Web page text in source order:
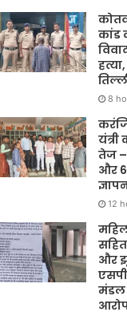
कांड
8
तेज
और
12
और
मंडल